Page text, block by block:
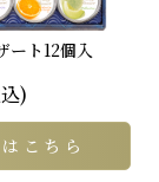
ート 12個入
)
こちら